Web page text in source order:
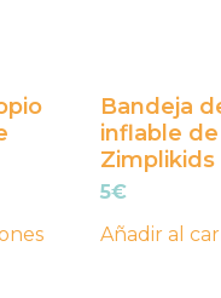
Bandeja
inflable de
Zimplikids
5€
Añadir al